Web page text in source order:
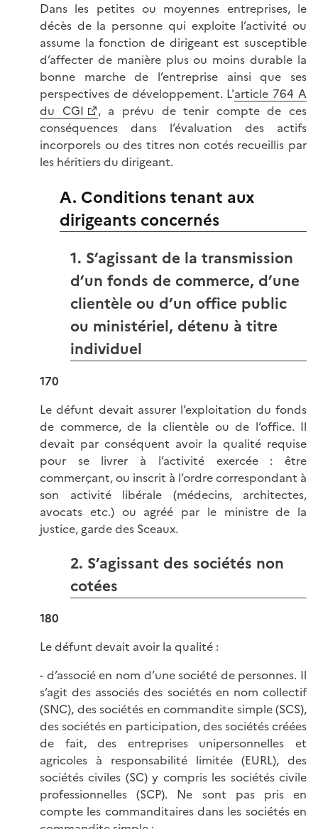
Dans les petites ou moyennes entreprises, le
décès de la personne qui exploite l’activité ou
assume la fonction de dirigeant est susceptible
d’affecter de manière plus ou moins durable la
bonne marche de l’entreprise ainsi que ses
perspectives de développement. L'article 764 A
du CGI
, a prévu de tenir compte de ces
conséquences dans l’évaluation des actifs
incorporels ou des titres non cotés recueillis par
les héritiers du dirigeant.
A. Conditions tenant aux
dirigeants concernés
1. S’agissant de la transmission
d’un fonds de commerce, d’une
clientèle ou d’un office public
ou ministériel, détenu à titre
individuel
170
Le défunt devait assurer l’exploitation du fonds
de commerce, de la clientèle ou de l’office. Il
devait par conséquent avoir la qualité requise
pour se livrer à l’activité exercée : être
commerçant, ou inscrit à l’ordre correspondant à
son activité libérale (médecins, architectes,
avocats etc.) ou agréé par le ministre de la
justice, garde des Sceaux.
2. S’agissant des sociétés non
cotées
180
Le défunt devait avoir la qualité :
- d’associé en nom d’une société de personnes. Il
s’agit des associés des sociétés en nom collectif
(SNC), des sociétés en commandite simple (SCS),
des sociétés en participation, des sociétés créées
de fait, des entreprises unipersonnelles et
agricoles à responsabilité limitée (EURL), des
sociétés civiles (SC) y compris les sociétés civile
professionnelles (SCP). Ne sont pas pris en
compte les commanditaires dans les sociétés en